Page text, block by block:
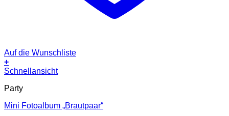
Auf die Wunschliste
+
Schnellansicht
Party
Mini Fotoalbum „Brautpaar“